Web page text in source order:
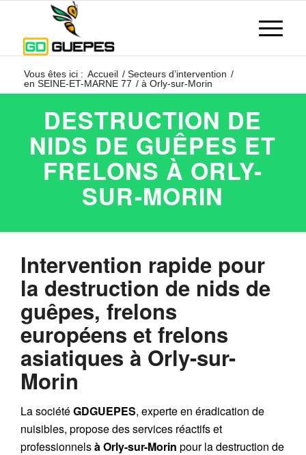
Vous êtes ici : Accueil / Secteurs d’intervention /
en SEINE-ET-MARNE 77 / à Orly-sur-Morin
DESTRUCTION DE
NIDS DE GUÊPES ET
FRELONS À ORLY-
SUR-MORIN
Intervention rapide pour
la destruction de nids de
guêpes, frelons
européens et frelons
asiatiques à Orly-sur-
Morin
La sociétéGDGUEPES, experte en éradication de
nuisibles, propose des services réactifs et
professionnelsà Orly-sur-Morin pour la destruction de